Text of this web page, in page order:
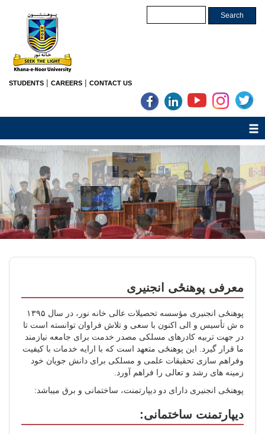
STUDENTS | CAREERS | CONTACT US
معرفی پوهنځی انجنیری
پوهنځی انجنیری مؤسسه تحصیلات عالی خانه نور، در سال ۱۳۹۵
ه ش تأسیس و الی اکنون با سعی و تلاش فراوان توانسته است تا
در جهت تربیه کادرهای مسلکی مصدر خدمت برای جامعه نیازمند
ما قرار گیرد. این پوهنځی متعهد است که با ارایه خدمات با کیفیت
وفراهم سازی تحقیقات علمی و مسلکی برای دانش جویان خود
زمینه‌ های رشد و تعالی را فراهم آورد.
پوهنځی انجنیری دارای دو دیپارتمنت، ساختمانی و برق میباشد:
دیپارتمنت ساختمانی: